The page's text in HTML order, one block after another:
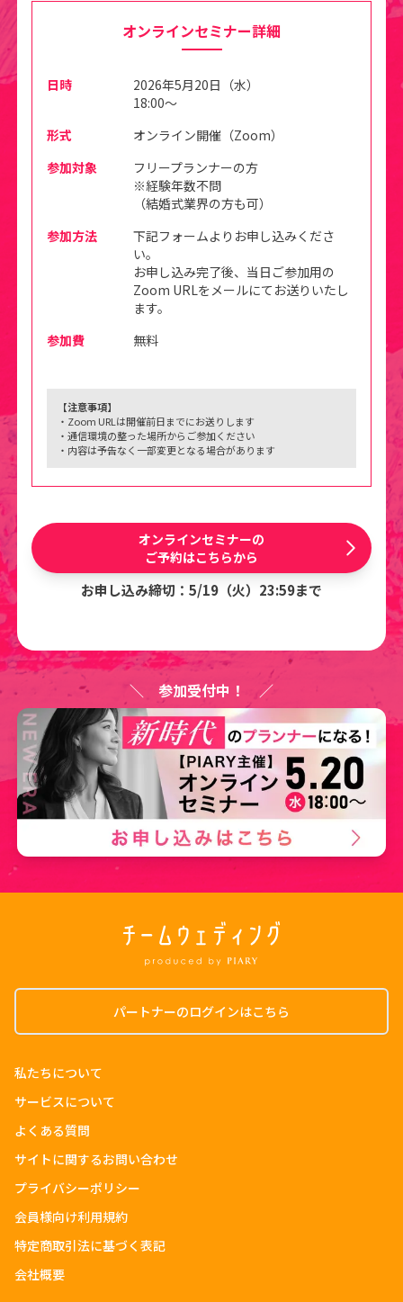
オンラインセミナー詳細
日時
2026年5月20日（水）
18:00～
形式
オンライン開催（Zoom）
参加対象
フリープランナーの方
※経験年数不問
（結婚式業界の方も可）
参加方法
下記フォームよりお申し込みくださ
い。
お申し込み完了後、当日ご参加用の
Zoom URLをメールにてお送りいたし
ます。
参加費
無料
【注意事項】
・Zoom URLは開催前日までにお送りします
・通信環境の整った場所からご参加ください
・内容は予告なく一部変更となる場合があります
オンラインセミナーの
ご予約はこちらから
お申し込み締切：5/19（火）23:59まで
＼ 参加受付中！ ／
パートナーのログインはこちら
私たちについて
サービスについて
よくある質問
サイトに関するお問い合わせ
プライバシーポリシー
会員様向け利用規約
特定商取引法に基づく表記
会社概要